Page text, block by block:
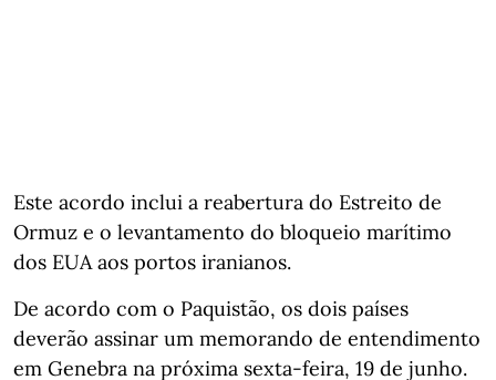
Este acordo inclui a reabertura do Estreito de
Ormuz e o levantamento do bloqueio marítimo
dos EUA aos portos iranianos.
De acordo com o Paquistão, os dois países
deverão assinar um memorando de entendimento
em Genebra na próxima sexta‑feira, 19 de junho.